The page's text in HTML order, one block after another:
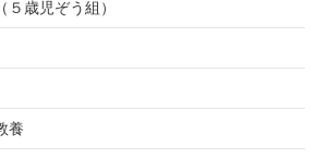
歳児ぞう組）
養